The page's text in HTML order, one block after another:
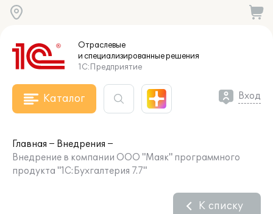
Отраслевые
и специализированныерешения
1С:Предприятие
Каталог Вход
Главная
Внедрения
Внедрение в компании ООО "Маяк" программного
продукта "1С:Бухгалтерия 7.7"
К списку